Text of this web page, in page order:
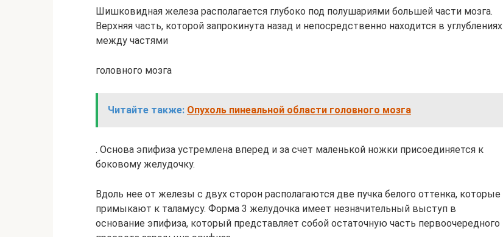
Шишковидная железа располагается глубоко под полушариями большей части мозга.
Верхняя часть, которой запрокинута назад и непосредственно находится в углублениях
между частями
головного мозга
Читайте также: Опухоль пинеальной области головного мозга
. Основа эпифиза устремлена вперед и за счет маленькой ножки присоединяется к
боковому желудочку.
Вдоль нее от железы с двух сторон располагаются две пучка белого оттенка, которые
примыкают к таламусу. Форма 3 желудочка имеет незначительный выступ в
основание эпифиза, который представляет собой остаточную часть первоочередного